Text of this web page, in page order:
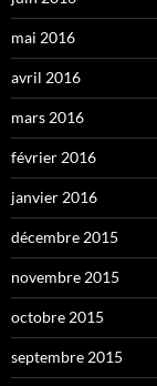
mai 2016
avril 2016
mars 2016
février 2016
janvier 2016
décembre 2015
novembre 2015
octobre 2015
septembre 2015